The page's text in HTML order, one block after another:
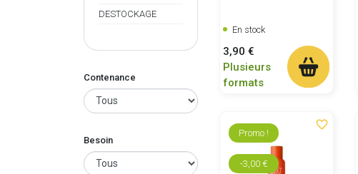
DESTOCKAGE
Contenance
Besoin
En stock
Prix
3,90 €
Plusieurs
formats
favorite_border
Promo !
-3,00 €